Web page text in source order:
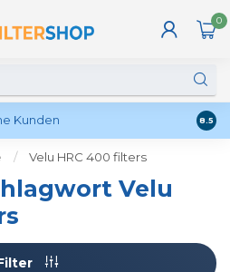
0
Kunden 8.5
/ Velu HRC 400 filters
Velu